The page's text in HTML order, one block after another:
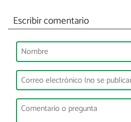
Escribir comentario